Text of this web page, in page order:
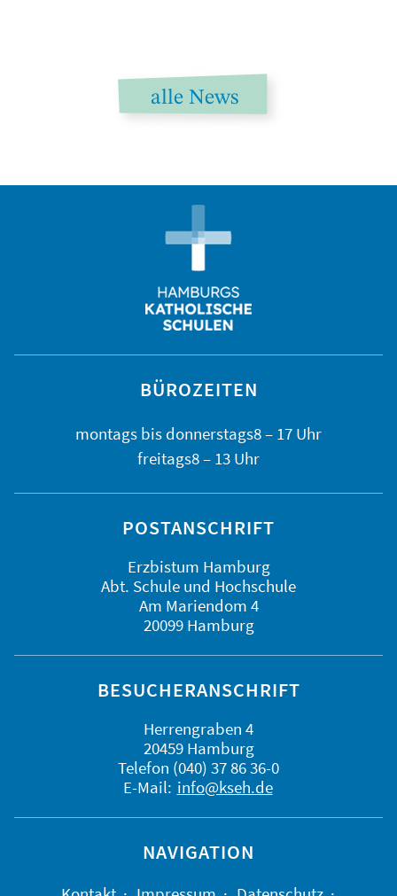
alle News
BÜROZEITEN
montags bis donnerstags8 – 17 Uhr
freitags8 – 13 Uhr
POSTANSCHRIFT
Erzbistum Hamburg
Abt. Schule und Hochschule
Am Mariendom 4
20099 Hamburg
BESUCHERANSCHRIFT
Herrengraben 4
20459 Hamburg
Telefon (040) 37 86 36-0
E-Mail: info@kseh.de
NAVIGATION